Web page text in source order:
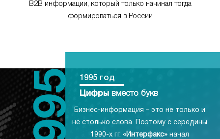
B2B информации, который только начинал тогда
формироваться в России
1995 год
Цифры вместо букв
Бизнес-информация – это не только и
не столько слова. Поэтому с середины
1990-х гг. «Интерфакс»начал